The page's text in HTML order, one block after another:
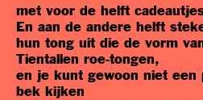
met voor de helft
En aan de andere helft
hun tong uit die de vorm
Tientallen roe-tongen,
en je kunt gewoon niet een
bek kijken